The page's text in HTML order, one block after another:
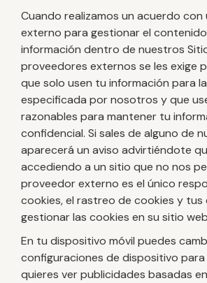
Cuando realizamos un acuerdo
externo para gestionar el
información dentro de nuestros
proveedores externos se les exige
que solo usen tu información para
especificada por nosotros y que
razonables para mantener tu
confidencial. Si sales de alguno de
aparecerá un aviso advirtiéndote
accediendo a un sitio que no nos
proveedor externo es el único
cookies, el rastreo de cookies y tus
gestionar las cookies en su sitio
En tu dispositivo móvil puedes
configuraciones de dispositivo
quieres ver publicidades basadas